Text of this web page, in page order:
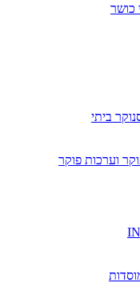
כושר
ביתי
וערכות פוקר